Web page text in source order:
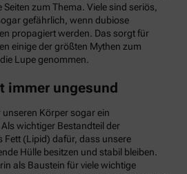
zum Thema. Viele sind seriös,
gefährlich, wenn dubiose
propagiert werden. Das sorgt für
einige der größten Mythen zum
Lupe genommen.
immer ungesund
Körper sogar ein
wichtiger Bestandteil der
Fett (Lipid) dafür, dass unsere
Hülle besitzen und stabil bleiben.
als Baustein für viele wichtige